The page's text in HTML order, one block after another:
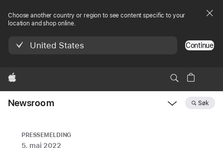
Choose another country or region to see content specific to your
location and shop online.
United States Continue
Apple
Newsroom Søk
PRESSEMELDING
5. mai 2022